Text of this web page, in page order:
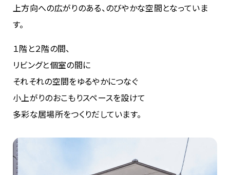
上方向への広がりのある、のびやかな空間となっていま
す。
１階と２階の間、
リビングと個室の間に
それそれの空間をゆるやかにつなぐ
小上がりのおこもりスペースを設けて
多彩な居場所をつくりだしています。